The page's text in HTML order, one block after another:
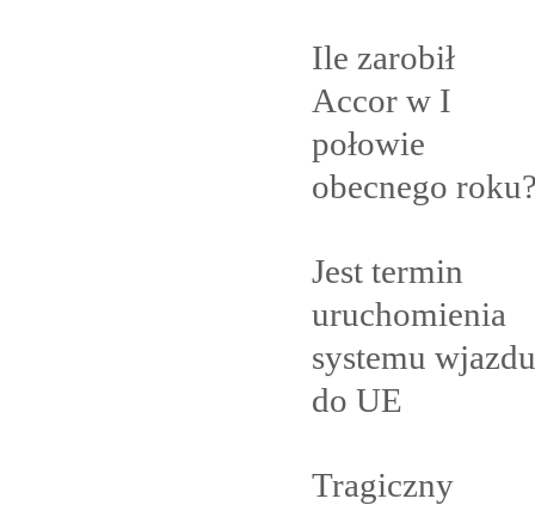
Ile zarobił
Accor w I
połowie
obecnego
Jest termin
uruchomienia
systemu wjazdu
do UE
Tragiczny